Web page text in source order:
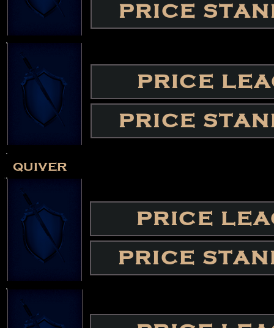
PRICE
PRICE
PRICE
quiver
PRICE
PRICE